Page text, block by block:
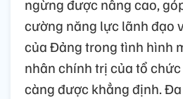
ngừng được nâng cao,
cường năng lực lãnh đạo
của Đảng trong tình hình
nhân chính trị của tổ
càng được khẳng định.